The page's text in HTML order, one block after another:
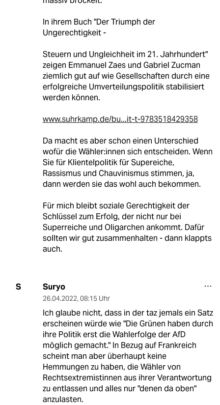
In ihrem Buch "Der Triumph der
Ungerechtigkeit -
Steuern und Ungleichheit im 21. Jahrhundert"
zeigen Emmanuel Zaes und Gabriel Zucman
ziemlich gut auf wie Gesellschaften durch eine
erfolgreiche Umverteilungspolitik stabilisiert
werden können.
www.suhrkamp.de/bu...it-t-9783518429358
Da macht es aber schon einen Unterschied
wofür die Wähler:innen sich entscheiden. Wenn
Sie für Klientelpolitik für Supereiche,
Rassismus und Chauvinismus stimmen, ja,
dann werden sie das wohl auch bekommen.
Für mich bleibt soziale Gerechtigkeit der
Schlüssel zum Erfolg, der nicht nur bei
Superreiche und Oligarchen ankommt. Dafür
sollten wir gut zusammenhalten - dann klappts
auch.
S Suryo
26.04.2022, 08:15 Uhr
Ich glaube nicht, dass in der taz jemals ein Satz
erscheinen würde wie "Die Grünen haben durch
ihre Politik erst die Wahlerfolge der AfD
möglich gemacht." In Bezug auf Frankreich
scheint man aber überhaupt keine
Hemmungen zu haben, die Wähler von
Rechtsextremistinnen aus ihrer Verantwortung
zu entlassen und alles nur "denen da oben"
anzulasten.